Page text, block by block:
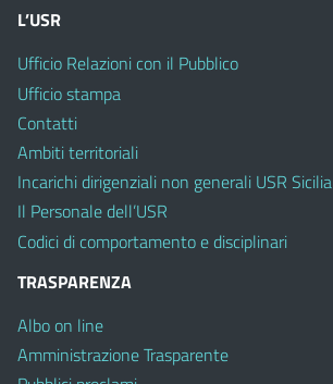
L’USR
Ufficio Relazioni con il Pubblico
Ufficio stampa
Contatti
Ambiti territoriali
Incarichi dirigenziali non generali USR Sicilia
Il Personale dell’USR
Codici di comportamento e disciplinari
TRASPARENZA
Albo on line
Amministrazione Trasparente